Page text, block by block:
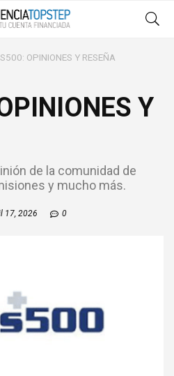
OPINIONES Y RESEÑA
Y
de la comunidad de
y mucho más.
17, 2026 0